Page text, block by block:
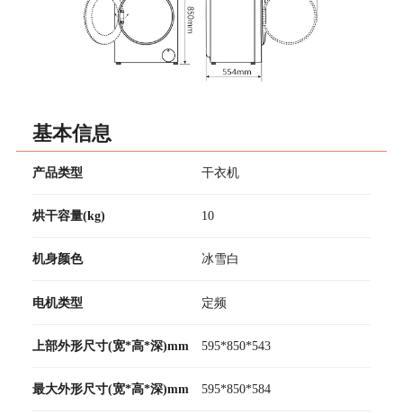
基本信息
产品类型 干衣机
烘干容量(kg) 10
机身颜色 冰雪白
电机类型 定频
上部外形尺寸(宽*高*深)mm 595*850*543
最大外形尺寸(宽*高*深)mm 595*850*584